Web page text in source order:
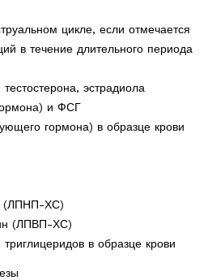
цикле, если отмечается
в течение длительного периода
эстрадиола
и ФСГ
гормона) в образце крови
(ЛПНП-ХС)
(ЛПВП-ХС)
в образце крови